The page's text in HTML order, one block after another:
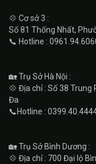
💠 Cơ sở 3 :
Số 81 Thống Nhất,
📞 Hotline :
🏡 Trụ Sở Hà Nội :
💠 Địa chỉ : Số 38
Đa
📞Hotline :
🏡 Trụ Sở Bình Dương :
💠 Địa chỉ : 700 Đại lộ